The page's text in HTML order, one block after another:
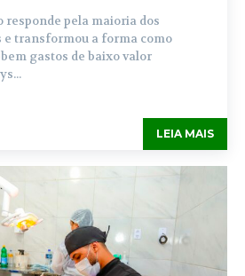
responde pela maioria dos
e transformou a forma como
gastos de baixo valor
LEIA MAIS